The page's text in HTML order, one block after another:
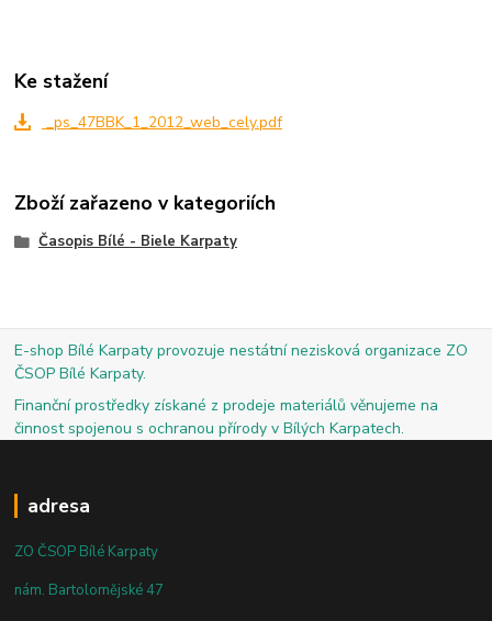
Ke stažení
_ps_47BBK_1_2012_web_cely.pdf
Zboží zařazeno v kategoriích
Časopis Bílé - Biele Karpaty
E-shop Bílé Karpaty provozuje nestátní nezisková organizace ZO
ČSOP Bílé Karpaty.
Finanční prostředky získané z prodeje materiálů věnujeme na
činnost spojenou s ochranou přírody v Bílých Karpatech.
adresa
ZO ČSOP Bílé Karpaty
nám. Bartolomějské 47